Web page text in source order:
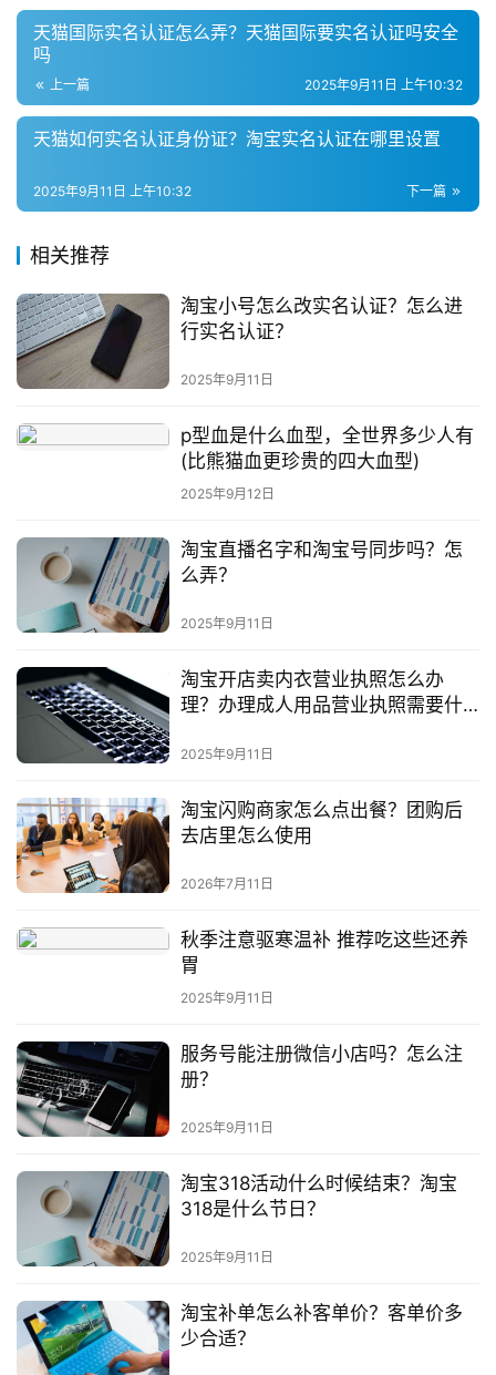
天猫国际实名认证怎么弄？天猫国际要实名认证吗安全
吗
上一篇 2025年9月11日 上午10:32
天猫如何实名认证身份证？淘宝实名认证在哪里设置
下一篇
2025年9月11日 上午10:32
相关推荐
淘宝小号怎么改实名认证？怎么进
行实名认证？
2025年9月11日
p型血是什么血型，全世界多少人有
(比熊猫血更珍贵的四大血型)
2025年9月12日
淘宝直播名字和淘宝号同步吗？怎
么弄？
2025年9月11日
淘宝开店卖内衣营业执照怎么办
理？办理成人用品营业执照需要什
2025年9月11日
淘宝闪购商家怎么点出餐？团购后
去店里怎么使用
2026年7月11日
秋季注意驱寒温补 推荐吃这些还养
胃
2025年9月11日
服务号能注册微信小店吗？怎么注
册？
2025年9月11日
淘宝318活动什么时候结束？淘宝
318是什么节日？
2025年9月11日
淘宝补单怎么补客单价？客单价多
少合适？